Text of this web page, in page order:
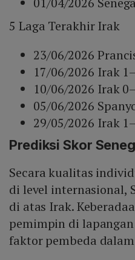
5 Laga Terakhir Irak
23/06/2026
17/06/2026 Irak
10/06/2026 Irak
05/06/2026
29/05/2026 Irak
Prediksi Skor
Secara kualitas
di level internasional,
di atas Irak.
pemimpin di
faktor pembeda